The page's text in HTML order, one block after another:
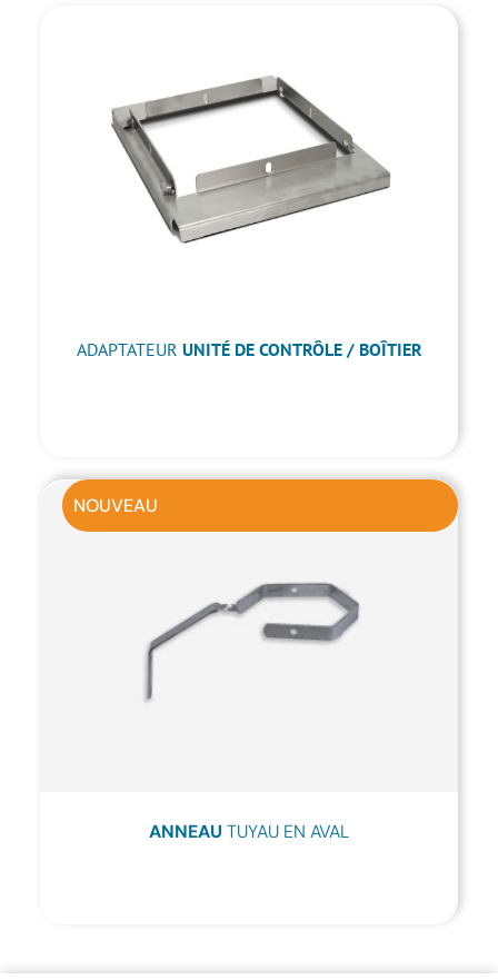
ADAPTATEUR UNITÉ DE CONTRÔLE / BOÎTIER
NOUVEAU
ANNEAU TUYAU EN AVAL